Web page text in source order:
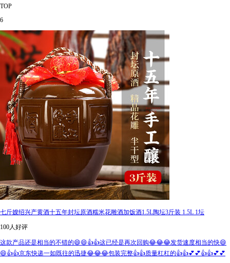
TOP
6
七斤嫂绍兴产黄酒十五年封坛原酒糯米花雕酒加饭酒1.5L陶坛3斤装 1.5L 1坛
100人好评
这款产品还是相当的不错的😄😄👍👍这已经是再次回购😂😂😂发货速度相当的快😄
😄👍👍京东快递一如既往的迅捷😂😂😂包装完整👍👍质量杠杠的👍👍💕💕👍👍💕💕